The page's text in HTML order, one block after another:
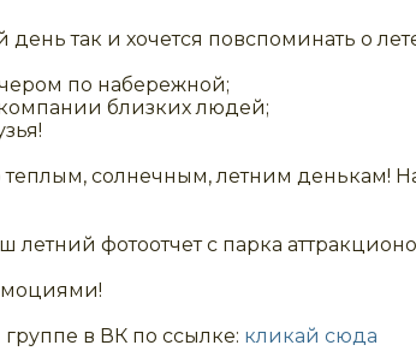
так и хочется повспоминать о
по набережной;
близких людей;
солнечным, летним денькам!
летний фотоотчет с парка
в ВК по ссылке: кликай сюда